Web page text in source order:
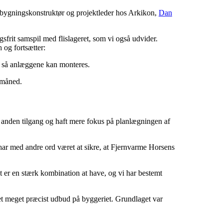
og projektleder hos Arkikon, Dan
samspil med flislageret, som vi også udvider.
og fortsætter:
anlæggene kan monteres.
tilgang og haft mere fokus på planlægningen af
med andre ord været at sikre, at Fjernvarme Horsens
en stærk kombination at have, og vi har bestemt
præcist udbud på byggeriet. Grundlaget var